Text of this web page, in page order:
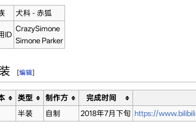
犬科 - 赤狐
ID
CrazySimone
Simone Parker
[编辑]
类型 制作方 完成时间
半装 自制 2018年7月下旬 https://